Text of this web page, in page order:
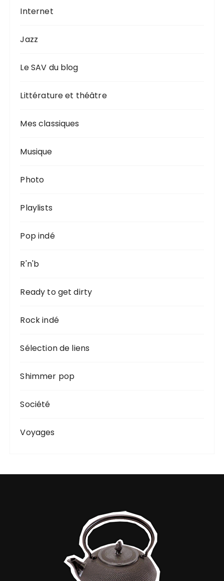
Internet
Jazz
Le SAV du blog
Littérature et théâtre
Mes classiques
Musique
Photo
Playlists
Pop indé
R'n'b
Ready to get dirty
Rock indé
Sélection de liens
Shimmer pop
Société
Voyages